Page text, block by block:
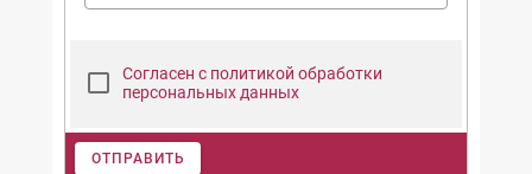
Согласен с политикой обработки
персональных данных
ОТПРАВИТЬ